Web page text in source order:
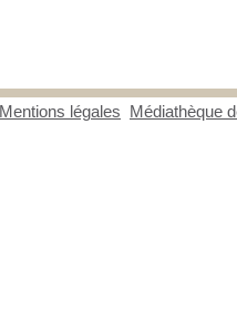
Mentions légales Médiathèque